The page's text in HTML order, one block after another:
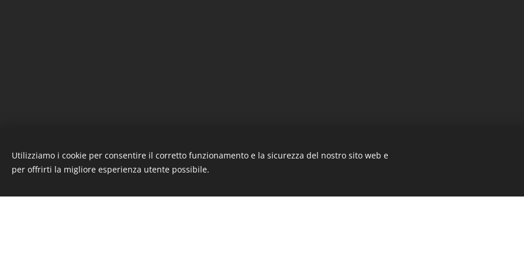
Utilizziamo i cookie per consentire il corretto funzionamento e la sicurezza del nostro sito web e
per offrirti la migliore esperienza utente possibile.